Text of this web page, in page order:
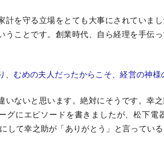
計を守る立場をとても大事にされていま
うことです。創業時代、自ら経理を手伝
むめの夫人だったからこそ、経営の神様
いないと思います。絶対にそうです。幸
グにエピソードを書きましたが、松下電
して幸之助が「ありがとう」と言っている